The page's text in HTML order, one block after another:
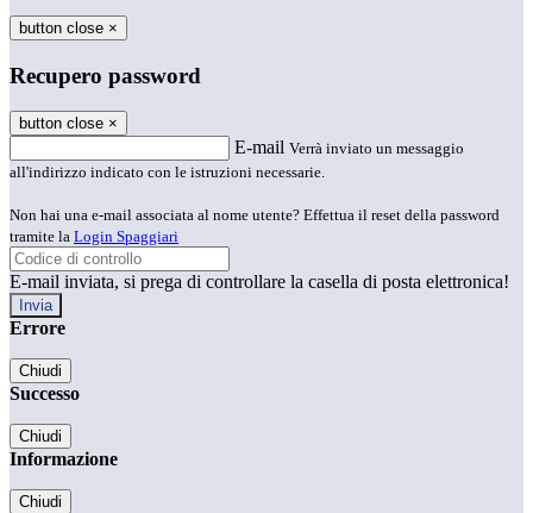
button close ×
Recupero password
button close ×
E-mail Verrà inviato un messaggio
all'indirizzo indicato con le istruzioni necessarie.
Non hai una e-mail associata al nome utente? Effettua il reset della password
tramite la Login Spaggiari
E-mail inviata, si prega di controllare la casella di posta elettronica!
Errore
Chiudi
Successo
Chiudi
Informazione
Chiudi